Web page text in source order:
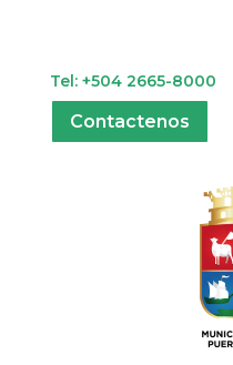
Tel: +504 2665-8000
Contactenos